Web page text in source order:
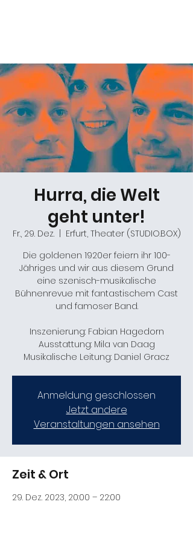
Hurra, die Welt
geht unter!
Fr., 29. Dez.
  |
Erfurt, Theater (STUDIO.BOX)
Die goldenen 1920er feiern ihr 100-
Jähriges und wir aus diesem Grund
eine szenisch-musikalische
Bühnenrevue mit fantastischem Cast
und famoser Band.
Inszenierung: Fabian Hagedorn
Ausstattung: Mila van Daag
Musikalische Leitung: Daniel Gracz
Anmeldung geschlossen
Jetzt andere
Veranstaltungen ansehen
Zeit & Ort
29. Dez. 2023, 20:00 – 22:00